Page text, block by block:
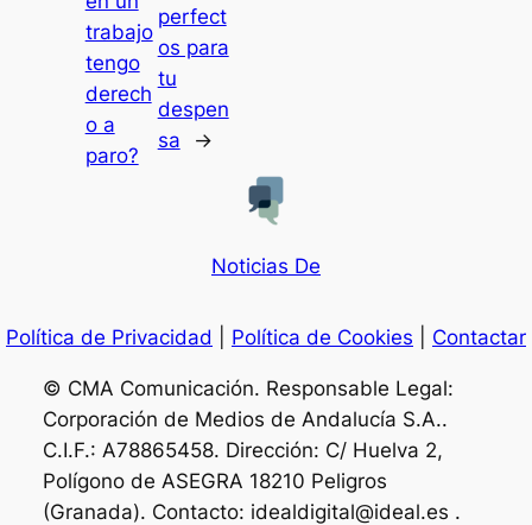
trabajo
tengo
derech
o a
paro?
perfect
os para
tu
despen
sa
→
Noticias De
Política de Privacidad Política de Cookies Contactar
© CMA Comunicación. Responsable Legal:
Corporación de Medios de Andalucía S.A..
C.I.F.: A78865458. Dirección: C/ Huelva 2,
Polígono de ASEGRA 18210 Peligros
(Granada). Contacto: idealdigital@ideal.es .